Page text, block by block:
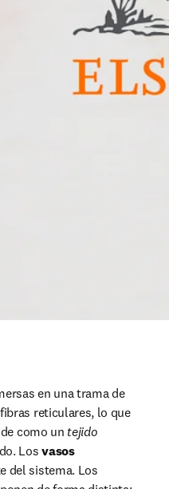
en una trama de
reticulares, lo que
como un tejido
Los vasos
del sistema. Los